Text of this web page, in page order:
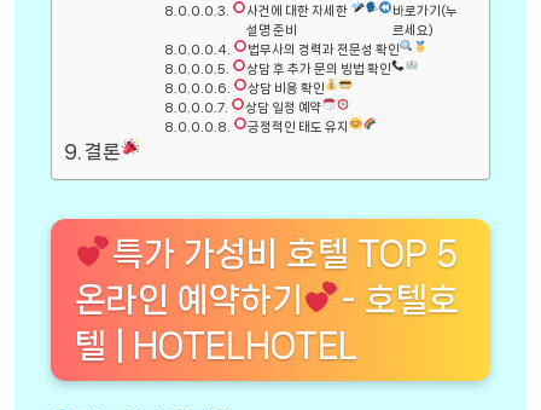
사건에 대한 자세한
설명 준비
바로가기(누
르세요)
법무사의 경력과 전문성 확인
상담 후 추가 문의 방법 확인
상담 비용 확인
상담 일정 예약
긍정적인 태도 유지
결론
특가 가성비 호텔 TOP 5
온라인 예약하기
- 호텔호
텔 | HOTELHOTEL